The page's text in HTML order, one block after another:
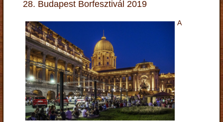
28. Budapest Borfesztivál 2019
A